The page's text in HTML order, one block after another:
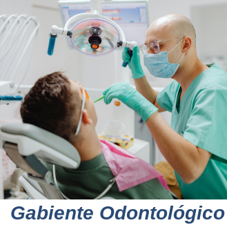
Gabiente Odontológico